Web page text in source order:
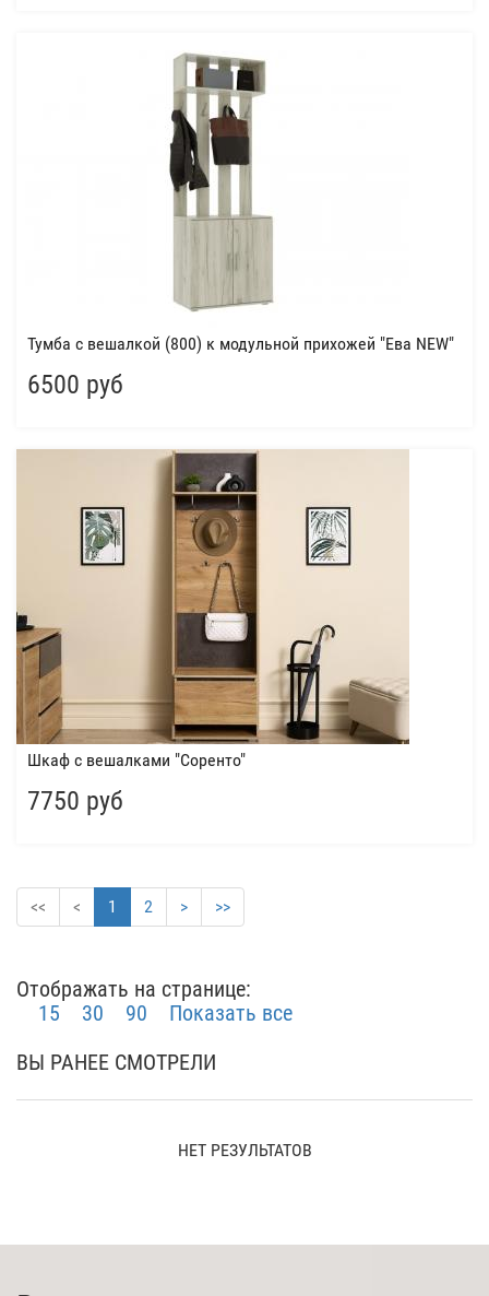
Тумба с вешалкой (800) к модульной прихожей "Ева NEW"
6500 руб
Шкаф с вешалками "Соренто"
7750 руб
<< < 1 2 > >>
Отображать на странице:
15
30 90
Показать все
ВЫ РАНЕЕ СМОТРЕЛИ
НЕТ РЕЗУЛЬТАТОВ